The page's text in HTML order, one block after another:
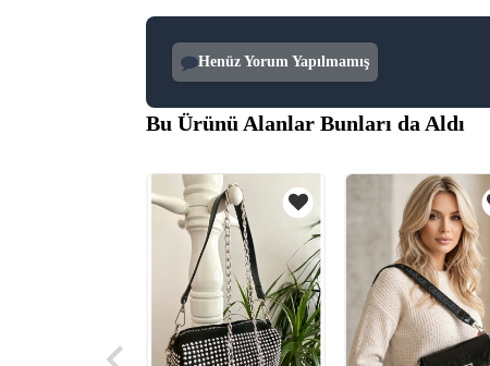
Henüz Yorum Yapılmamış
Bu Ürünü Alanlar Bunları da Aldı